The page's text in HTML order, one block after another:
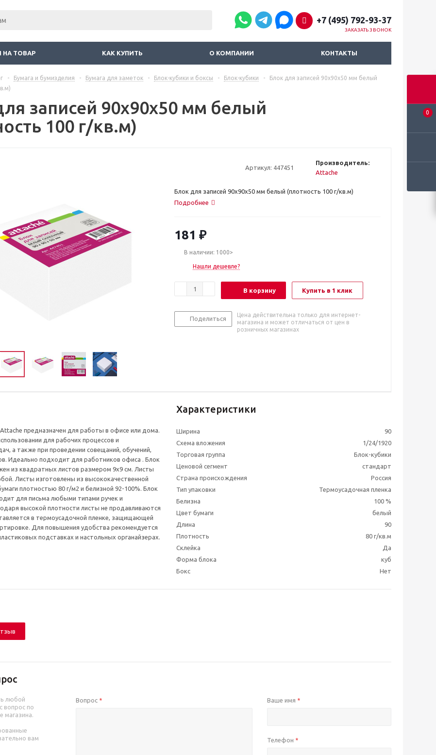
0
+7 (495) 792-93-37
ЗАКАЗАТЬ ЗВОНОК
НА ТОВАР КАК КУПИТЬ О КОМПАНИИ КОНТАКТЫ
- Бумага и бумизделия - Бумага для заметок - Блок-кубики и боксы - Блок-кубики -
Блок для записей 90x90x50 мм белый
записей 90x90x50 мм белый
100 г/кв.м)
Артикул: 447451
Производитель:
Attache
Блок для записей 90x90x50 мм белый (плотность 100 г/кв.м)
Подробнее
181 ₽
В наличии: 1000>
Нашли дешевле?
В корзину Купить в 1 клик
Поделиться
Цена действительна только для интернет-
магазина и может отличаться от цен в
розничных магазинах
предназначен для работы в офисе или дома.
для рабочих процессов и
а также при проведении совещаний, обучений,
Идеально подходит для работников офиса . Блок
из квадратных листов размером 9x9 см. Листы
Листы изготовлены из высококачественной
плотностью 80 г/м2 и белизной 92-100%. Блок
для письма любыми типами ручек и
высокой плотности листы не продавливаются
в термоусадочной пленке, защищающей
Для повышения удобства рекомендуется
подставках и настольных органайзерах.
Характеристики
Ширина
90
Схема вложения
1/24/1920
Торговая группа
Блок-кубики
Ценовой сегмент
стандарт
Страна происхождения
Россия
Тип упаковки
Термоусадочная пленка
Белизна
100 %
Цвет бумаги
белый
Длина
90
Плотность
80 г/кв.м
Склейка
Да
Форма блока
куб
Бокс
Нет
любой
вопрос по
магазина.
вам
Вопрос * Ваше имя *
Телефон *